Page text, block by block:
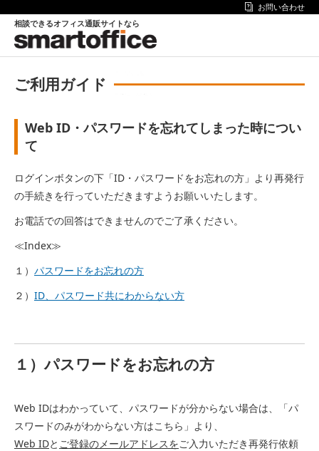
お問い合わせ
相談できるオフィス通販サイトなら
ご利用ガイド
Web ID・パスワードを忘れてしまった時につい
て
ログインボタンの下「ID・パスワードをお忘れの方」より再発行
の手続きを行っていただきますようお願いいたします。
お電話での回答はできませんのでご了承ください。
≪Index≫
１） パスワードをお忘れの方
２） ID、パスワード共にわからない方
１）パスワードをお忘れの方
Web IDはわかっていて、パスワードが分からない場合は、「パ
スワードのみがわからない方はこちら」より、
Web IDと ご登録のメールアドレスをご入力いただき再発行依頼